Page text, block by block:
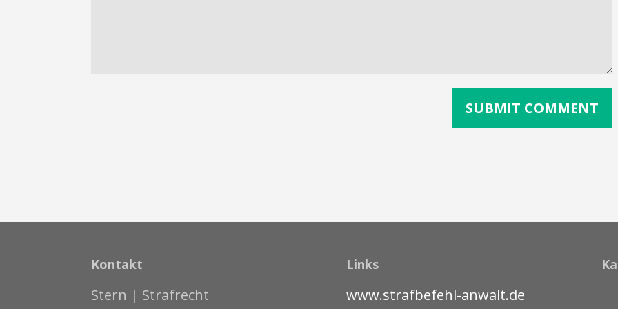
Kontakt
Stern | Strafrecht
Links
www.strafbefehl-anwalt.de